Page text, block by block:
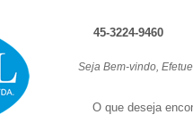
Seja Bem-vindo,
45-3224-9460